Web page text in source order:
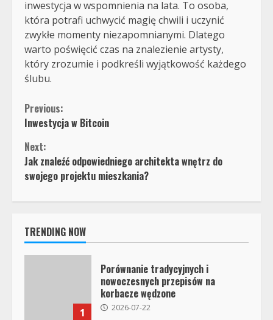
inwestycja w wspomnienia na lata. To osoba,
która potrafi uchwycić magię chwili i uczynić
zwykłe momenty niezapomnianymi. Dlatego
warto poświęcić czas na znalezienie artysty,
który zrozumie i podkreśli wyjątkowość każdego
ślubu.
Continue
Reading
Previous:
Inwestycja w Bitcoin
Next:
Jak znaleźć odpowiedniego architekta wnętrz do
swojego projektu mieszkania?
TRENDING NOW
1
Porównanie tradycyjnych i
nowoczesnych przepisów na
korbacze wędzone
2026-07-22